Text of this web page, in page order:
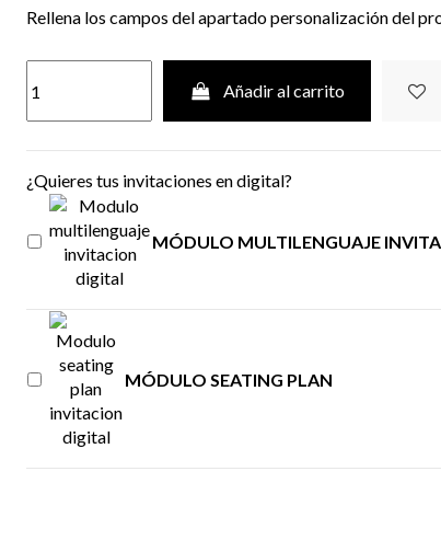
Rellena los campos del apartado personalización del
Añadir al carrito
¿Quieres tus invitaciones en digital?
MÓDULO MULTILENGUAJE
MÓDULO SEATING PLAN